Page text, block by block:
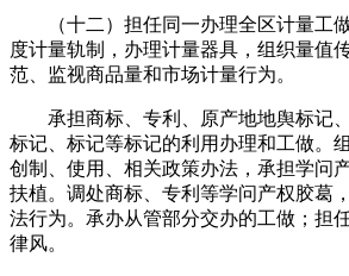
（十二）担任同一办理全区计量工做
度计量轨制，办理计量器具，组织量值
范、监视商品量和市场计量行为。
承担商标、专利、原产地地舆标记
标记、标记等标记的利用办理和工做。
创制、使用、相关政策办法，承担学问
扶植。调处商标、专利等学问产权胶葛
法行为。承办从管部分交办的工做；担
律风。